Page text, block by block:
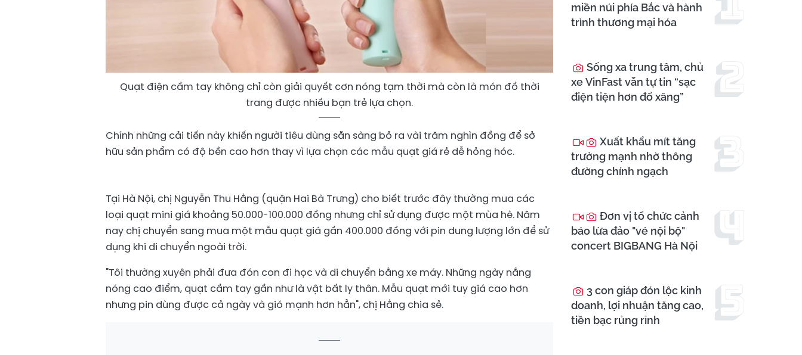
Quạt điện cầm tay không chỉ còn giải quyết cơn nóng tạm thời mà còn là món đồ thời
trang được nhiều bạn trẻ lựa chọn.
Chính những cải tiến này khiến người tiêu dùng sẵn sàng bỏ ra vài trăm nghìn đồng để sở
hữu sản phẩm có độ bền cao hơn thay vì lựa chọn các mẫu quạt giá rẻ dễ hỏng hóc.
Tại Hà Nội, chị Nguyễn Thu Hằng (quận Hai Bà Trưng) cho biết trước đây thường mua các
loại quạt mini giá khoảng 50.000-100.000 đồng nhưng chỉ sử dụng được một mùa hè. Năm
nay chị chuyển sang mua một mẫu quạt giá gần 400.000 đồng với pin dung lượng lớn để sử
dụng khi di chuyển ngoài trời.
"Tôi thường xuyên phải đưa đón con đi học và di chuyển bằng xe máy. Những ngày nắng
nóng cao điểm, quạt cầm tay gần như là vật bất ly thân. Mẫu quạt mới tuy giá cao hơn
nhưng pin dùng được cả ngày và gió mạnh hơn hẳn", chị Hằng chia sẻ.
miền núi phía Bắc và hành
trình thương mại hóa
Sống xa trung tâm, chủ
xe VinFast vẫn tự tin “sạc
điện tiện hơn đổ xăng”
Xuất khẩu mít tăng
trưởng mạnh nhờ thông
đường chính ngạch
Đơn vị tổ chức cảnh
báo lừa đảo "vé nội bộ"
concert BIGBANG Hà Nội
3 con giáp đón lộc kinh
doanh, lợi nhuận tăng cao,
tiền bạc rủng rỉnh